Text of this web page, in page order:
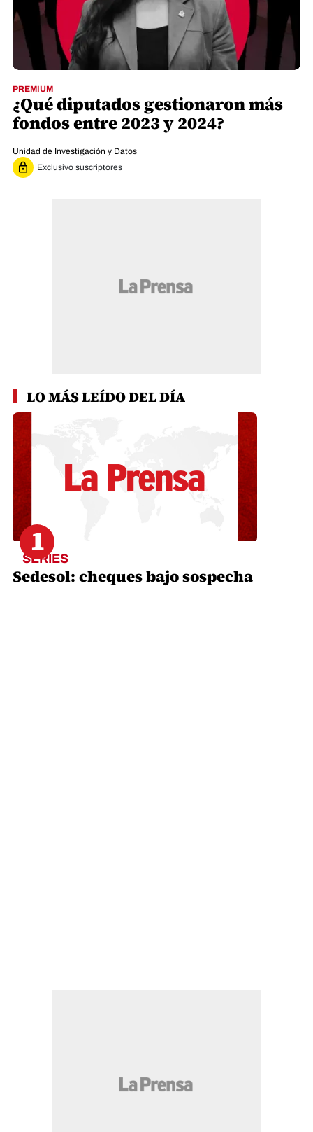
PREMIUM
¿Qué diputados gestionaron más
fondos entre 2023 y 2024?
Unidad de Investigación y Datos
Exclusivo suscriptores
LO MÁS LEÍDO DEL DÍA
1
SERIES
Sedesol: cheques bajo sospecha